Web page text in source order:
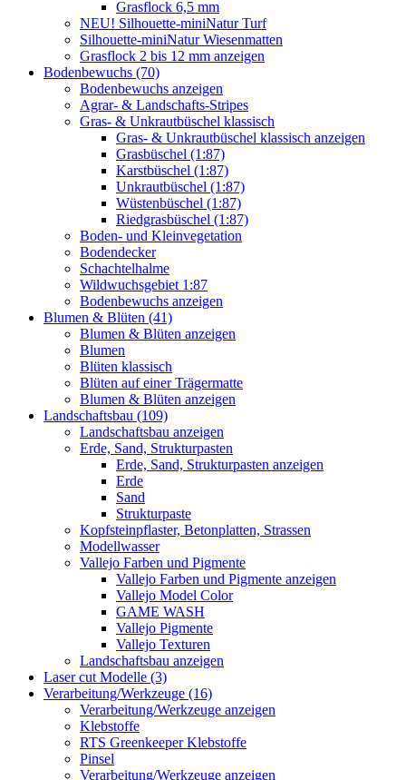
Grasflock 6,5 mm
NEU! Silhouette-miniNatur Turf
Silhouette-miniNatur Wiesenmatten
Grasflock 2 bis 12 mm anzeigen
Bodenbewuchs (70)
Bodenbewuchs anzeigen
Agrar- & Landschafts-Stripes
Gras- & Unkrautbüschel klassisch
Gras- & Unkrautbüschel klassisch anzeigen
Grasbüschel (1:87)
Karstbüschel (1:87)
Unkrautbüschel (1:87)
Wüstenbüschel (1:87)
Riedgrasbüschel (1:87)
Boden- und Kleinvegetation
Bodendecker
Schachtelhalme
Wildwuchsgebiet 1:87
Bodenbewuchs anzeigen
Blumen & Blüten (41)
Blumen & Blüten anzeigen
Blumen
Blüten klassisch
Blüten auf einer Trägermatte
Blumen & Blüten anzeigen
Landschaftsbau (109)
Landschaftsbau anzeigen
Erde, Sand, Strukturpasten
Erde, Sand, Strukturpasten anzeigen
Erde
Sand
Strukturpaste
Kopfsteinpflaster, Betonplatten, Strassen
Modellwasser
Vallejo Farben und Pigmente
Vallejo Farben und Pigmente anzeigen
Vallejo Model Color
GAME WASH
Vallejo Pigmente
Vallejo Texturen
Landschaftsbau anzeigen
Laser cut Modelle (3)
Verarbeitung/Werkzeuge (16)
Verarbeitung/Werkzeuge anzeigen
Klebstoffe
RTS Greenkeeper Klebstoffe
Pinsel
Verarbeitung/Werkzeuge anzeigen